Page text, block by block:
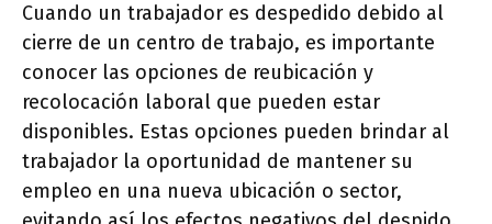
Cuando un trabajador es despedido debido al
cierre de un centro de trabajo, es importante
conocer las opciones de reubicación y
recolocación laboral que pueden estar
disponibles. Estas opciones pueden brindar al
trabajador la oportunidad de mantener su
empleo en una nueva ubicación o sector,